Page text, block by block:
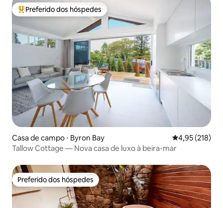
Entre os melhores preferidos dos hóspedes
Preferido dos hóspedes
Casa de campo ⋅ Byron Bay 4,95 de uma
4,95 (218)
Tallow Cottage — Nova casa de luxo à beira-mar
Preferido dos hóspedes
Preferido dos hóspedes